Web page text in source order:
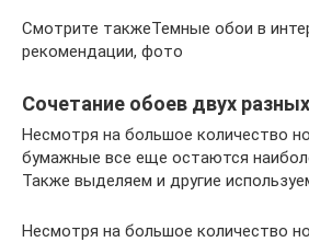
Смотрите такжеТемные обои в
рекомендации, фото
Сочетание обоев двух
Несмотря на большое количество
бумажные все еще остаются
Также выделяем и другие
Несмотря на большое количество